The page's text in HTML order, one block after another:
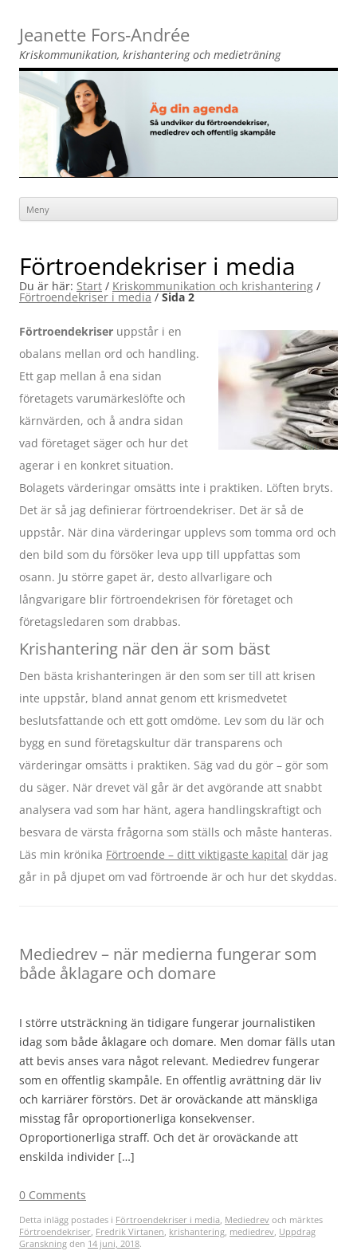
Jeanette Fors‑Andrée
Kriskommunikation, krishantering och medieträning
Meny
Förtroendekriser i media
Du är här: Start / Kriskommunikation och krishantering /
Förtroendekriser i media / Sida 2
Förtroendekriser uppstår i en
obalans mellan ord och handling.
Ett gap mellan å ena sidan
företagets varumärkeslöfte och
kärnvärden, och å andra sidan
vad företaget säger och hur det
agerar i en konkret situation.
Bolagets värderingar omsätts inte i praktiken. Löften bryts.
Det är så jag definierar förtroendekriser. Det är så de
uppstår. När dina värderingar upplevs som tomma ord och
den bild som du försöker leva upp till uppfattas som
osann. Ju större gapet är, desto allvarligare och
långvarigare blir förtroendekrisen för företaget och
företagsledaren som drabbas.
Krishantering när den är som bäst
Den bästa krishanteringen är den som ser till att krisen
inte uppstår, bland annat genom ett krismedvetet
beslutsfattande och ett gott omdöme. Lev som du lär och
bygg en sund företagskultur där transparens och
värderingar omsätts i praktiken. Säg vad du gör – gör som
du säger. När drevet väl går är det avgörande att snabbt
analysera vad som har hänt, agera handlingskraftigt och
besvara de värsta frågorna som ställs och måste hanteras.
Läs min krönika Förtroende – ditt viktigaste kapital där jag
går in på djupet om vad förtroende är och hur det skyddas.
Mediedrev – när medierna fungerar som
både åklagare och domare
I större utsträckning än tidigare fungerar journalistiken
idag som både åklagare och domare. Men domar fälls utan
att bevis anses vara något relevant. Mediedrev fungerar
som en offentlig skampåle. En offentlig avrättning där liv
och karriärer förstörs. Det är oroväckande att mänskliga
misstag får oproportionerliga konsekvenser.
Oproportionerliga straff. Och det är oroväckande att
enskilda individer […]
0 Comments
Detta inlägg postades i Förtroendekriser i media, Mediedrev och märktes
Förtroendekriser, Fredrik Virtanen, krishantering, mediedrev, Uppdrag
Granskning den 14 juni, 2018.